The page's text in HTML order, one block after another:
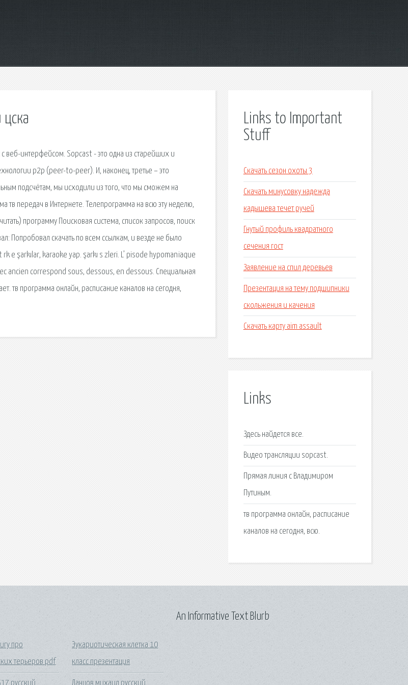
веб-интерфейсом. Sopcast - это одна из старейших и
p2p (peer-to-peer). И, наконец, третье – это
подсчётам, мы исходили из того, что мы сможем на
передач в Интернете. Телепрограмма на всю эту неделю,
программу Поисковая сиcтема, список запросов, поиск
Попробовал скачать по всем ссылкам, и везде не было
e şarkılar, karaoke yap. şarkı s zleri. L’ pisode hypomaniaque
ancien correspond sous, dessous, en dessous. Специальная
тв программа онлайн, расписание каналов на сегодня,
Links to Important
Stuff
Скачать сезон охоты 3
Скачать минусовку надежда
кадышева течет ручей
Гнутый профиль квадратного
сечения гост
Заявление на спил деревьев
Презентация на тему подшипники
скольжения и качения
Скачать карту aim assault
Links
Здесь найдется все.
Видео трансляции sopcast.
Прямая линия с Владимиром
Путиным.
тв программа онлайн, расписание
каналов на сегодня, всю.
про
терьеров pdf
Эукариотическая клетка 10
класс презентация
An Informative Text Blurb